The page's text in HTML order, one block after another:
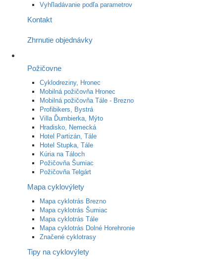
Vyhľladávanie podľa parametrov
Kontakt
Zhrnutie objednávky
Požičovne
Cyklodreziny, Hronec
Mobilná požičovňa Hronec
Mobilná požičovňa Tále - Brezno
Profibikers, Bystrá
Villa Ďumbierka, Mýto
Hradisko, Nemecká
Hotel Partizán, Tále
Hotel Stupka, Tále
Kúria na Táloch
Požičovňa Šumiac
Požičovňa Telgárt
Mapa cyklovýlety
Mapa cyklotrás Brezno
Mapa cyklotrás Šumiac
Mapa cyklotrás Tále
Mapa cyklotrás Dolné Horehronie
Značené cyklotrasy
Tipy na cyklovýlety